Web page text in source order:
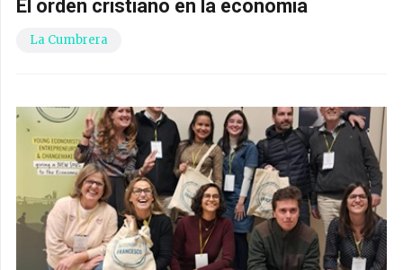
El orden cristiano en la economía
La Cumbrera